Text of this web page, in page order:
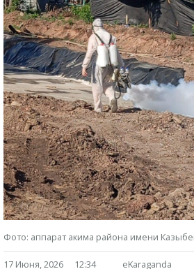
Пробки
Карта Караганды
Организации
Мой участковый
Перекрытие дорог
Темиртау
Балхаш
Жезказган
Сервисы
Переводчик
Каталог
Купить
Фото: аппарат акима района имени
17 Июня, 2026 12:34 eKaraganda